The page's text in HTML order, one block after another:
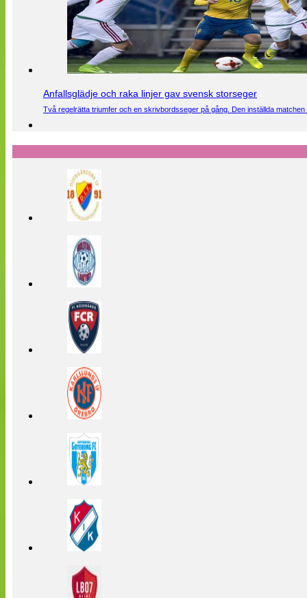
Anfallsglädje och raka linjer gav svensk storseger
Två regelrätta triumfer och en skrivbordsseger på gång. Den inställda